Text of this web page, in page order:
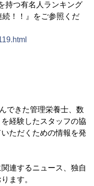
持つ有名人ランキング
！！』をご参照くだ
できた管理栄養士、数
経験したスタッフの協
ただくための情報を発
連するニュース、独自
ます。